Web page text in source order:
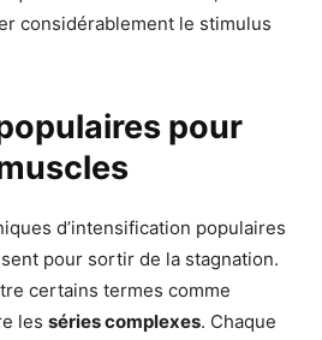
considérablement le stimulus
pour
d’intensification populaires
pour sortir de la stagnation.
certains termes comme
les séries complexes. Chaque